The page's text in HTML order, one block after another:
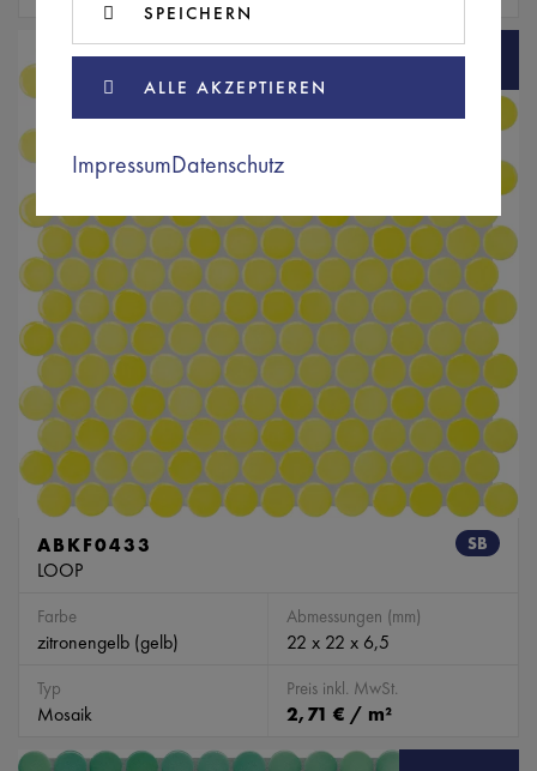
SB
ABKF0433
LOOP
Farbe
zitronengelb (gelb)
Abmessungen (mm)
22 x 22 x 6,5
Typ
Mosaik
Preis inkl. MwSt.
2,71 € / m²
SPEICHERN
ALLE AKZEPTIEREN
ImpressumDatenschutz